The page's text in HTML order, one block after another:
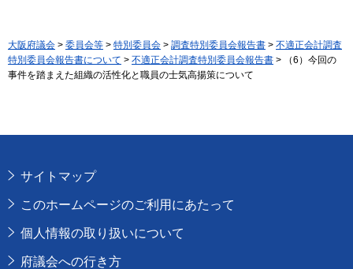
大阪府議会 > 委員会等 > 特別委員会 > 調査特別委員会報告書 > 不適正会計調査
特別委員会報告書について > 不適正会計調査特別委員会報告書 > （6）今回の
事件を踏まえた組織の活性化と職員の士気高揚策について
サイトマップ
このホームページのご利用にあたって
個人情報の取り扱いについて
府議会への行き方